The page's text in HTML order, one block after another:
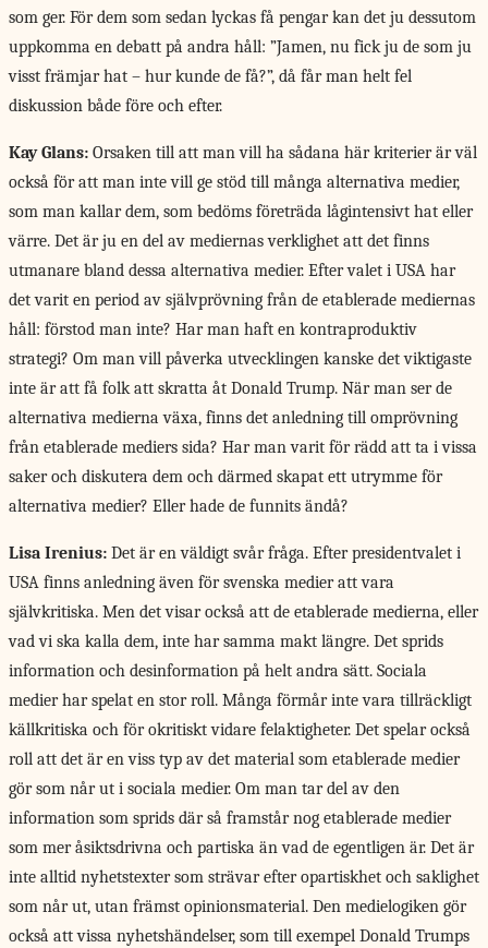
som ger. För dem som sedan lyckas få pengar kan det ju dessutom
uppkomma en debatt på andra håll: ”Jamen, nu fick ju de som ju
visst främjar hat – hur kunde de få?”, då får man helt fel
diskussion både före och efter.
Kay Glans: Orsaken till att man vill ha sådana här kriterier är väl
också för att man inte vill ge stöd till många alternativa medier,
som man kallar dem, som bedöms företräda lågintensivt hat eller
värre. Det är ju en del av mediernas verklighet att det finns
utmanare bland dessa alternativa medier. Efter valet i USA har
det varit en period av självprövning från de etablerade mediernas
håll: förstod man inte? Har man haft en kontraproduktiv
strategi? Om man vill påverka utvecklingen kanske det viktigaste
inte är att få folk att skratta åt Donald Trump. När man ser de
alternativa medierna växa, finns det anledning till omprövning
från etablerade mediers sida? Har man varit för rädd att ta i vissa
saker och diskutera dem och därmed skapat ett utrymme för
alternativa medier? Eller hade de funnits ändå?
Lisa Irenius: Det är en väldigt svår fråga. Efter presidentvalet i
USA finns anledning även för svenska medier att vara
självkritiska. Men det visar också att de etablerade medierna, eller
vad vi ska kalla dem, inte har samma makt längre. Det sprids
information och desinformation på helt andra sätt. Sociala
medier har spelat en stor roll. Många förmår inte vara tillräckligt
källkritiska och för okritiskt vidare felaktigheter. Det spelar också
roll att det är en viss typ av det material som etablerade medier
gör som når ut i sociala medier. Om man tar del av den
information som sprids där så framstår nog etablerade medier
som mer åsiktsdrivna och partiska än vad de egentligen är. Det är
inte alltid nyhetstexter som strävar efter opartiskhet och saklighet
som når ut, utan främst opinionsmaterial. Den medielogiken gör
också att vissa nyhetshändelser, som till exempel Donald Trumps